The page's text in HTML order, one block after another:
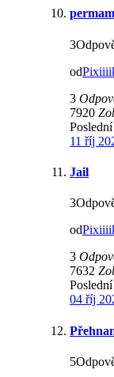
od
3
7920
11 říj
Jail
od
3
7632
04 říj